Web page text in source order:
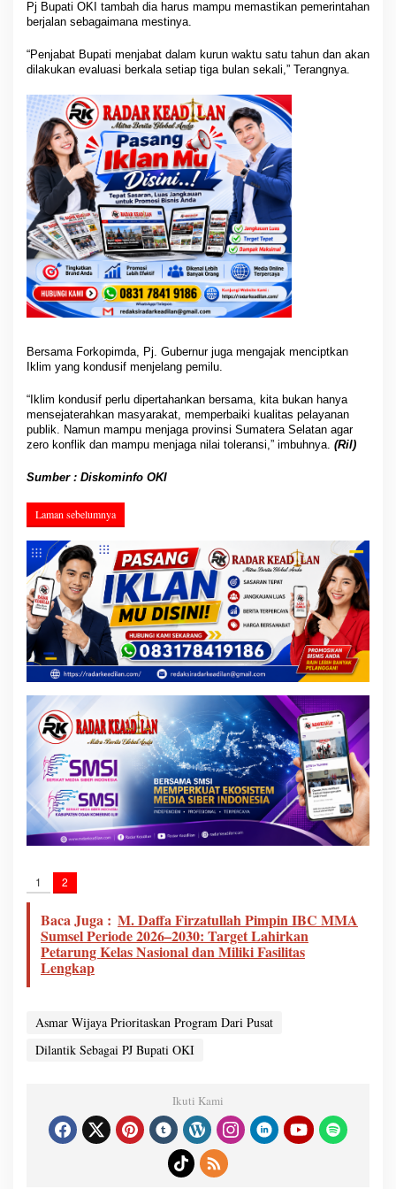
Pj Bupati OKI tambah dia harus mampu memastikan pemerintahan
berjalan sebagaimana mestinya.
“Penjabat Bupati menjabat dalam kurun waktu satu tahun dan akan
dilakukan evaluasi berkala setiap tiga bulan sekali,” Terangnya.
Bersama Forkopimda, Pj. Gubernur juga mengajak menciptkan
Iklim yang kondusif menjelang pemilu.
“Iklim kondusif perlu dipertahankan bersama, kita bukan hanya
mensejaterahkan masyarakat, memperbaiki kualitas pelayanan
publik. Namun mampu menjaga provinsi Sumatera Selatan agar
zero konflik dan mampu menjaga nilai toleransi,” imbuhnya. (Ril)
Sumber : Diskominfo OKI
Laman sebelumnya
1 2
Baca Juga : M. Daffa Firzatullah Pimpin IBC MMA
Sumsel Periode 2026–2030: Target Lahirkan
Petarung Kelas Nasional dan Miliki Fasilitas
Lengkap
Asmar Wijaya Prioritaskan Program Dari Pusat
Dilantik Sebagai PJ Bupati OKI
Ikuti Kami